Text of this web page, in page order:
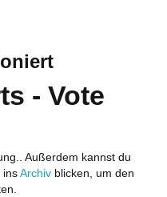
- Vote
Außerdem kannst du
ins Archiv blicken, um den